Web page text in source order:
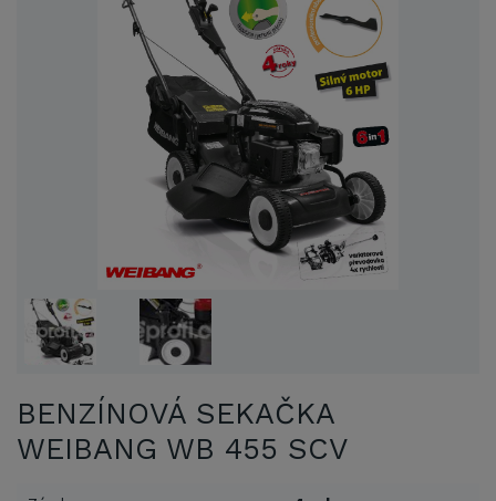
BENZÍNOVÁ SEKAČKA
WEIBANG WB 455 SCV